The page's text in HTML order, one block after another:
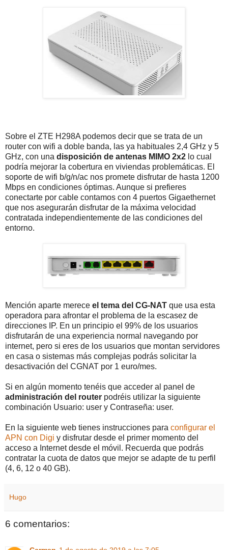
Sobre el ZTE H298A podemos decir que se trata de un
router con wifi a doble banda, las ya habituales 2,4 GHz y 5
GHz, con una disposición de antenas MIMO 2x2 lo cual
podría mejorar la cobertura en viviendas problemáticas. El
soporte de wifi b/g/n/ac nos promete disfrutar de hasta 1200
Mbps en condiciones óptimas. Aunque si prefieres
conectarte por cable contamos con 4 puertos Gigaethernet
que nos asegurarán disfrutar de la máxima velocidad
contratada independientemente de las condiciones del
entorno.
Mención aparte merece el tema del CG-NAT que usa esta
operadora para afrontar el problema de la escasez de
direcciones IP. En un principio el 99% de los usuarios
disfrutarán de una experiencia normal navegando por
internet, pero si eres de los usuarios que montan servidores
en casa o sistemas más complejas podrás solicitar la
desactivación del CGNAT por 1 euro/mes.
Si en algún momento tenéis que acceder al panel de
administración del router podréis utilizar la siguiente
combinación Usuario: user y Contraseña: user.
En la siguiente web tienes instrucciones para configurar el
APN con Digi y disfrutar desde el primer momento del
acceso a Internet desde el móvil. Recuerda que podrás
contratar la cuota de datos que mejor se adapte de tu perfil
(4, 6, 12 o 40 GB).
Hugo
6 comentarios: